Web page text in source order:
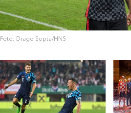
Foto: Drago Sopta/HNS